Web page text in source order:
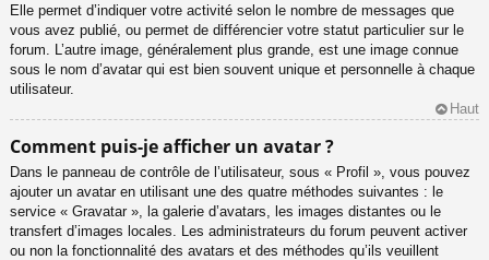
Elle permet d’indiquer votre activité selon le nombre de messages que
vous avez publié, ou permet de différencier votre statut particulier sur le
forum. L’autre image, généralement plus grande, est une image connue
sous le nom d’avatar qui est bien souvent unique et personnelle à chaque
utilisateur.
Haut
Comment puis-je afficher un avatar ?
Dans le panneau de contrôle de l’utilisateur, sous « Profil », vous pouvez
ajouter un avatar en utilisant une des quatre méthodes suivantes : le
service « Gravatar », la galerie d’avatars, les images distantes ou le
transfert d’images locales. Les administrateurs du forum peuvent activer
ou non la fonctionnalité des avatars et des méthodes qu’ils veuillent